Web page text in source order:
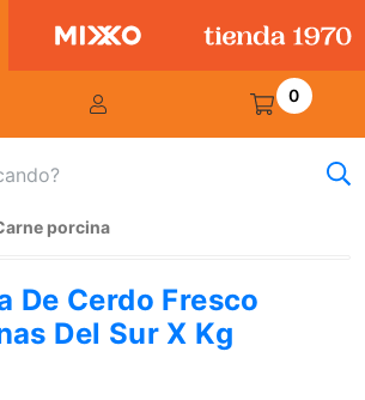
0
porcina
De Cerdo Fresco
Del Sur X Kg